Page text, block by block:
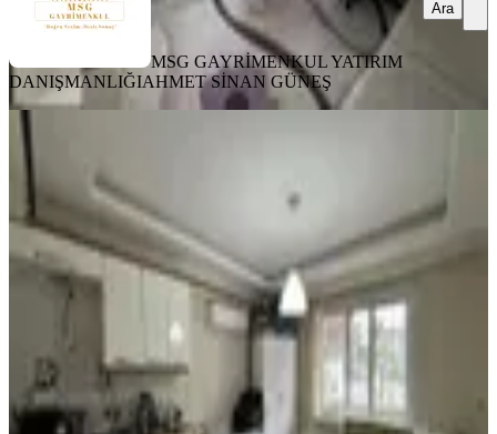
MSG GAYRİMENKUL YATIRIM
DANIŞMANLIĞIAHMET SİNAN GÜNEŞ
Ara
EŞYALI
Buca, Atatürk Mahallesi
Stüdyo·40 m² Düz Giriş (Zemin) 14.07.2026
2.200.000 ₺
VERİ EMLAK LOFT ALSANCAK - VERİ EMLAK
SEFERİHİSAR Veri Emlak Loft Alsancak